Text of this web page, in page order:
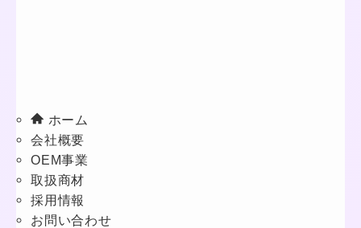
ホーム
会社概要
OEM事業
取扱商材
採用情報
お問い合わせ